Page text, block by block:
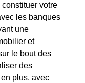
votre
les banques
une
et
le bout des
des
plus, avec